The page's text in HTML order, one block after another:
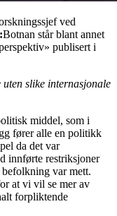
ved
Botnan står blant annet
publisert i
slike internasjonale
middel, som i
fører alle en politikk
da det var
innførte restriksjoner
befolkning var mett.
at vi vil se mer av
forpliktende